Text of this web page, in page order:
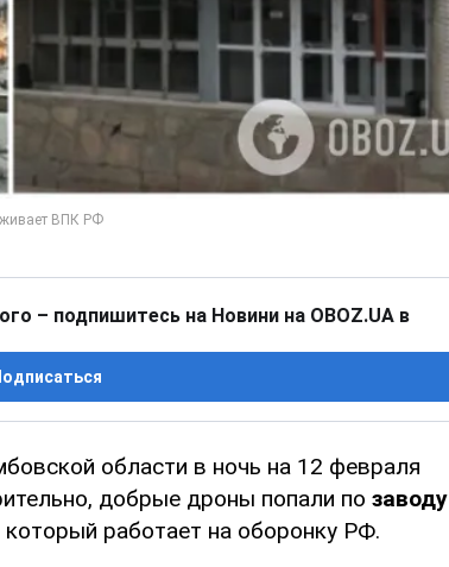
– подпишитесь на Новини на OBOZ.UA в
области в ночь на 12 февраля
добрые дроны попали по заводу
который работает на оборонку РФ.